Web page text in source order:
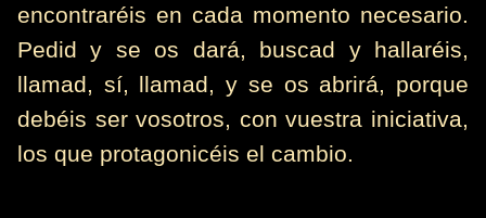
encontraréis en cada momento necesario.
Pedid y se os dará, buscad y hallaréis,
llamad, sí, llamad, y se os abrirá, porque
debéis ser vosotros, con vuestra iniciativa,
los que protagonicéis el cambio.